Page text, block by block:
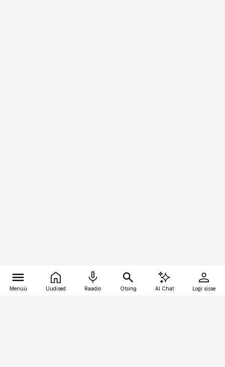
Menüü Uudised Raadio Otsing AI Chat Logi sisse